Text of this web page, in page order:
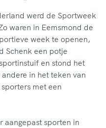
werd de Sportweek
waren in Eemsmond de
week te openen,
Schenk een potje
en stond het
in het teken van
met een
aangepast sporten in